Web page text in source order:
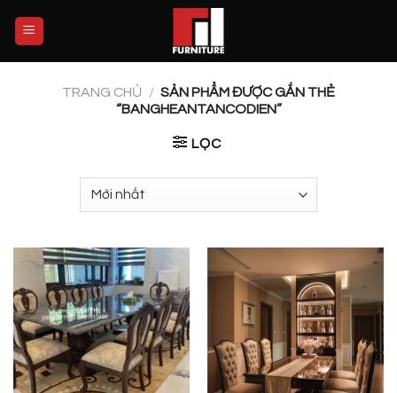
TRANG CHỦ / SẢN PHẨM ĐƯỢC GẮN THẺ
“BANGHEANTANCODIEN”
LỌC